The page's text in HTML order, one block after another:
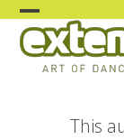
Skip
content
Open
mobile
Close
mobile
This